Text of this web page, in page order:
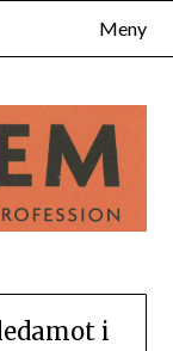
Meny
i